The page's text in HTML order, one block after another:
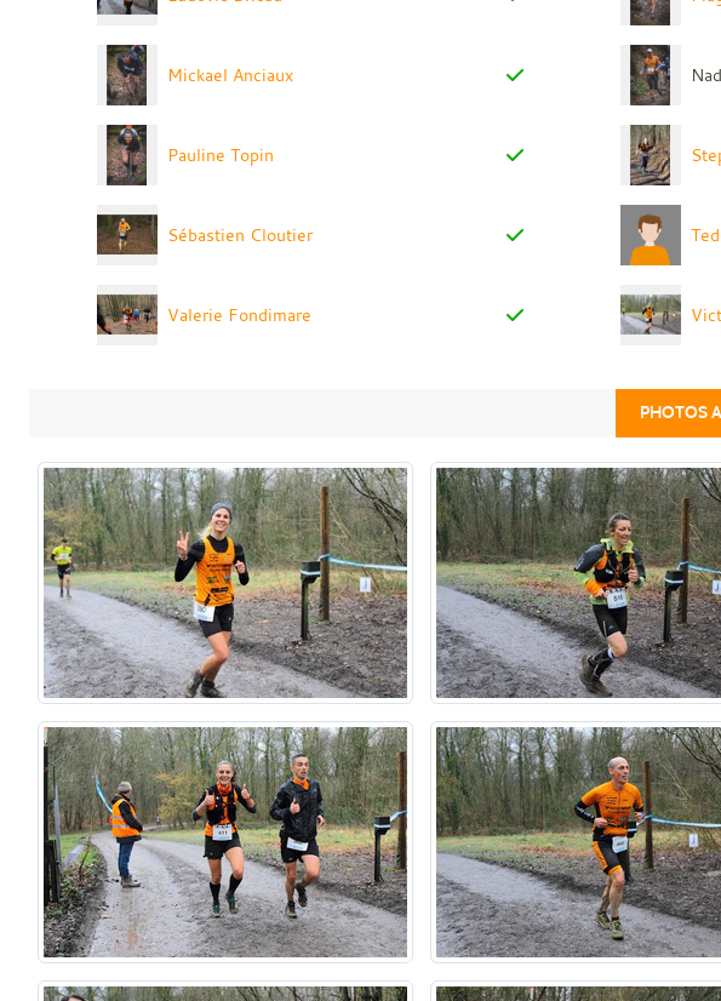
Mickael Anciaux
Pauline Topin
Sébastien Cloutier
Valerie Fondimare
PHOTOS